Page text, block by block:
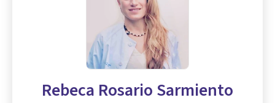
Rebeca Rosario Sarmiento